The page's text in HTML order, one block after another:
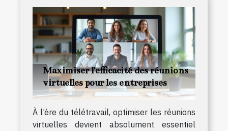
Maximiser l'efficacité des réunions
virtuelles pour les entreprises
À l’ère du télétravail, optimiser les réunions
virtuelles devient absolument essentiel